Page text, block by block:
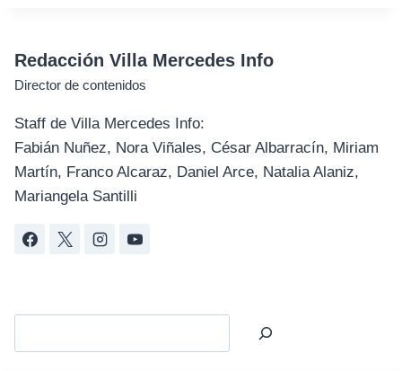
Redacción Villa Mercedes Info
Director de contenidos
Staff de Villa Mercedes Info:
Fabián Nuñez, Nora Viñales, César Albarracín, Miriam
Martín, Franco Alcaraz, Daniel Arce, Natalia Alaniz,
Mariangela Santilli